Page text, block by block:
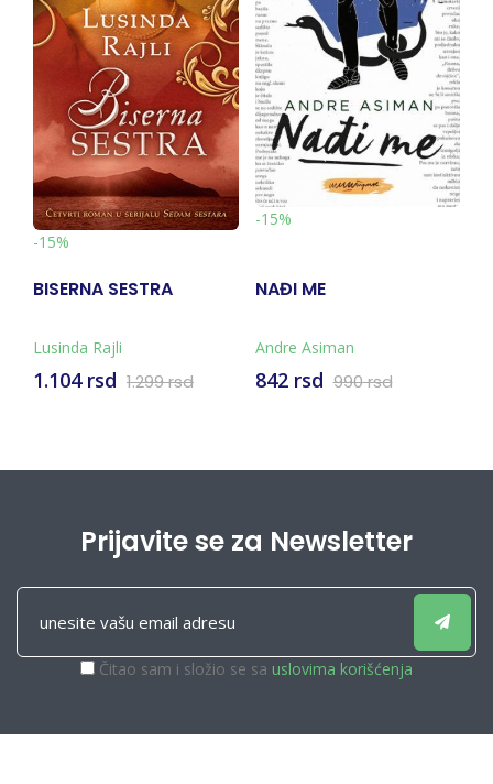
-15%
BISERNA SESTRA
Lusinda Rajli
1.104 rsd 1.299 rsd
-15%
NAĐI ME
Andre Asiman
842 rsd 990 rsd
Prijavite se za Newsletter
Čitao sam i složio se sa uslovima korišćenja